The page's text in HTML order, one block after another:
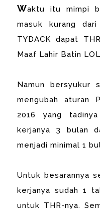
Waktu itu mimpi
masuk kurang
TYDACK dapat
Maaf Lahir Batin
Namun bersyukur
mengubah aturan
2016 yang
kerjanya 3 bulan
menjadi minimal 1
Untuk besarannya
kerjanya sudah 1
untuk THR-nya.